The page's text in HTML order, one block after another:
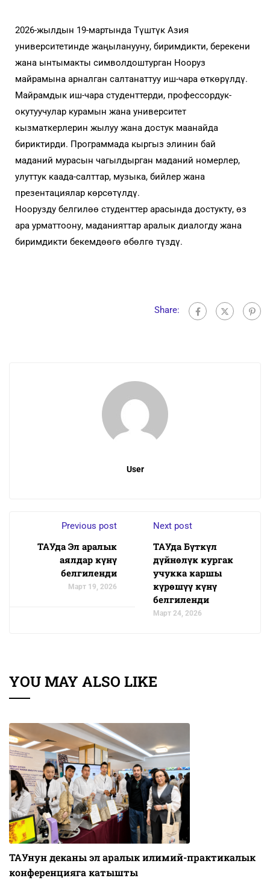
2026-жылдын 19-мартында Түштүк Азия
университетинде жаңыланууну, биримдикти, берекени
жана ынтымакты символдоштурган Нооруз
майрамына арналган салтанаттуу иш-чара өткөрүлдү.
Майрамдык иш-чара студенттерди, профессордук-
окутуучулар курамын жана университет
кызматкерлерин жылуу жана достук маанайда
бириктирди. Программада кыргыз элинин бай
маданий мурасын чагылдырган маданий номерлер,
улуттук каада-салттар, музыка, бийлер жана
презентациялар көрсөтүлдү.
Ноорузду белгилөө студенттер арасында достукту, өз
ара урматтоону, маданияттар аралык диалогду жана
биримдикти бекемдөөгө өбөлгө түздү.
Share:
User
Previous post
ТАУда Эл аралык
аялдар күнү
белгиленди
Март 19, 2026
Next post
ТАУда Бүткүл
дүйнөлүк кургак
учукка каршы
күрөшүү күнү
белгиленди
Март 24, 2026
YOU MAY ALSO LIKE
ТАУнун деканы эл аралык илимий-практикалык
конференцияга катышты